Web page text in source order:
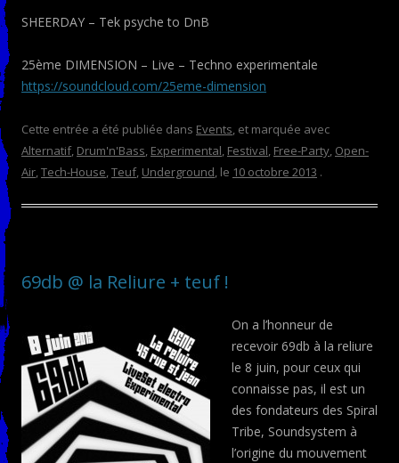
SHEERDAY – Tek psyche to DnB
25ème DIMENSION – Live – Techno experimentale
https://soundcloud.com/25eme-dimension
Cette entrée a été publiée dans Events, et marquée avec
Alternatif, Drum'n'Bass, Experimental, Festival, Free-Party, Open-
Air,Tech-House,Teuf, Underground, le 10 octobre 2013 .
69db @ la Reliure + teuf !
On a l’honneur de
recevoir 69db à la reliure
le 8 juin, pour ceux qui
connaisse pas, il est un
des fondateurs des Spiral
Tribe, Soundsystem à
l’origine du mouvement